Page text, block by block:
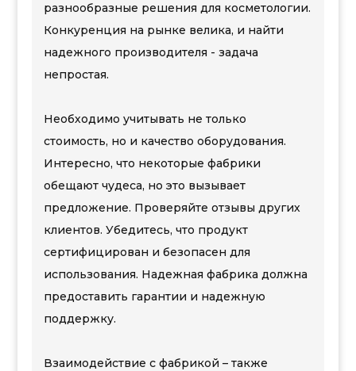
разнообразные решения для косметологии.
Конкуренция на рынке велика, и найти
надежного производителя - задача
непростая.
Необходимо учитывать не только
стоимость, но и качество оборудования.
Интересно, что некоторые фабрики
обещают чудеса, но это вызывает
предложение. Проверяйте отзывы других
клиентов. Убедитесь, что продукт
сертифицирован и безопасен для
использования. Надежная фабрика должна
предоставить гарантии и надежную
поддержку.
Взаимодействие с фабрикой – также